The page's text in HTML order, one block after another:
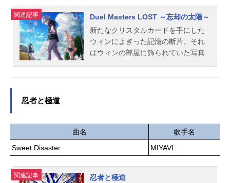
なった。「奇跡の都市」の名に惹か
れ、様々な想いと信念を持った者が
ここに集う。都市が大きく発展して
いくにつれ、財閥、暴力団、陰謀
家、狂人……内部勢力の衝突は水面
を果たすべく、ホロウに出入りする
ための資源と方法を探している。そ
んな彼らにとって、「プロキシ」と
イヤーは彼らのホロウ探索に協力
関連記事
Duel Masters LOST ～忘却の太陽～
新たなクリスタルカードを手にした
ウィンによぎった記憶の断片。それ
はウィンの部屋に飾られていた写真
する。ロストフィールド発生の原因
とは。灯台でウィンを待つものと
は。そしてそれを見つめるジャシン
帝の真意とは。自分の存在を探し求
め、ウィンは歩み出す。作品名Duel
忍者と極道
曲名
歌手名
Sweet Disaster
MIYAVI
関連記事
忍者と極道